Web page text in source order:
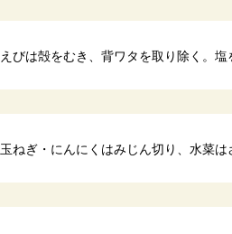
えびは殻をむき、背ワタを取り除く。
玉ねぎ・にんにくはみじん切り、水菜は